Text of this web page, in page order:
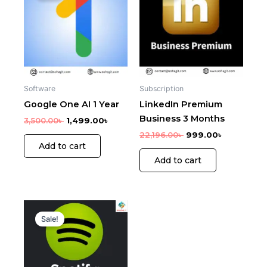
Software
Google One AI 1 Year
3,500.00৳
3,500.00৳ .
1,499.00৳
Add to cart
Subscription
LinkedIn Premium
Business 3 Months
22,196.00৳
22,196.00৳ .
999.00৳
Add to cart
Sale!
Original
was:
2,628.00৳ .
Current
price